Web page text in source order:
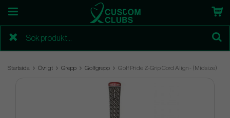
Startsida Övrigt Grepp Golfgrepp Golf Pride Z-Grip Cord Align - (Midsize)